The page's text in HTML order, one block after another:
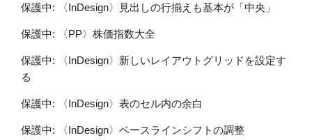
保護中: 〈InDesign〉見出しの行揃えも基本が「中央」
保護中: 〈PP〉株価指数大全
保護中: 〈InDesign〉新しいレイアウトグリッドを設定す
る
保護中: 〈InDesign〉表のセル内の余白
保護中: 〈InDesign〉ベースラインシフトの調整